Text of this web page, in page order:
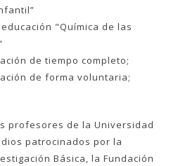
"Química de las
de tiempo completo;
de forma voluntaria;
profesores de la Universidad
patrocinados por la
Básica, la Fundación